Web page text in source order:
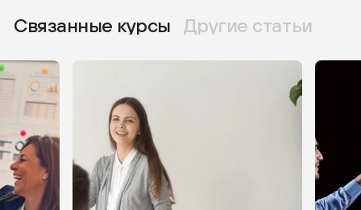
Связанные курсы Другие статьи